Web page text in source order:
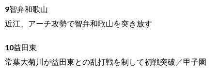
9智弁和歌山
近江、アーチ攻勢で智弁和歌山を突き放す
10益田東
常葉大菊川が益田東との乱打戦を制して初戦突破／甲子園